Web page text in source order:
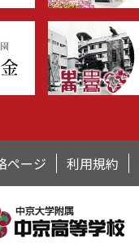
ページ 利用規約